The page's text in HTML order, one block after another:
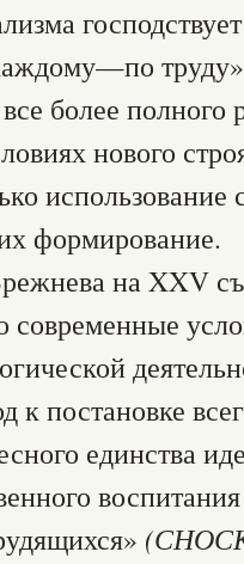
более полного
нового
формирование.
на XXV
современные
к постановке
единства